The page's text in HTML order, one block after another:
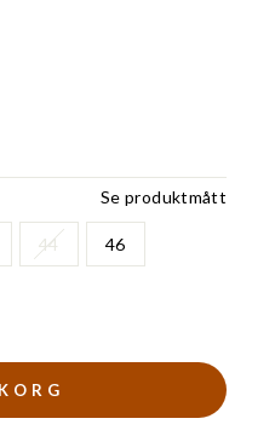
Se produktmått
44 46